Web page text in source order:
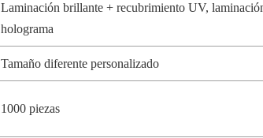
Laminación brillante + recubrimiento UV,
holograma
Tamaño diferente personalizado
1000 piezas